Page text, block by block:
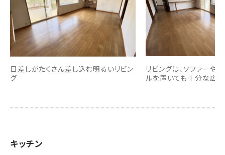
日差しがたくさん差し込む明るいリビン
グ
リビングは、ソファーや
ルを置いても十分な広
キッチン